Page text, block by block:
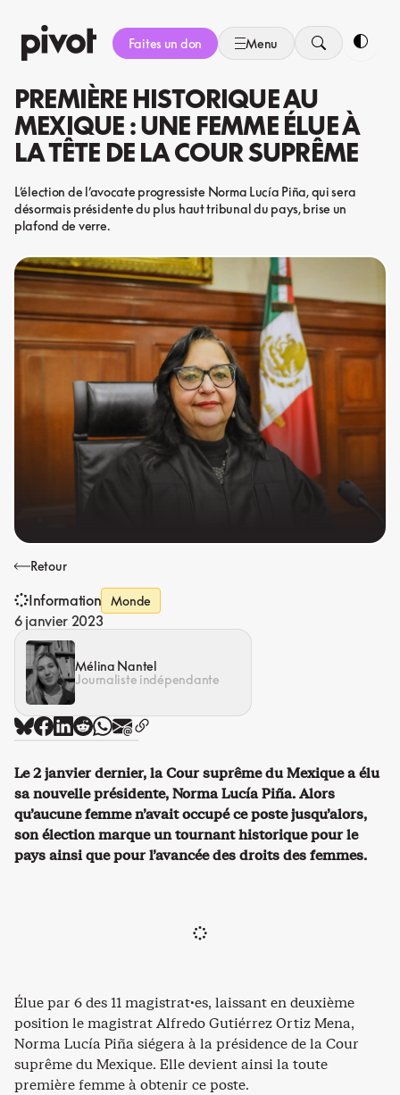
au
contenu
Faites un don Menu
PREMIÈRE HISTORIQUE AU
MEXIQUE : UNE FEMME ÉLUE À
LA TÊTE DE LA COUR SUPRÊME
L’élection de l’avocate progressiste Norma Lucía Piña, qui sera
désormais présidente du plus haut tribunal du pays, brise un
plafond de verre.
Retour
Information Monde
6 janvier 2023
Mélina Nantel
Journaliste indépendante
Le 2 janvier dernier, la Cour suprême du Mexique a élu
sa nouvelle présidente, Norma Lucía Piña. Alors
qu’aucune femme n’avait occupé ce poste jusqu’alors,
son élection marque un tournant historique pour le
pays ainsi que pour l’avancée des droits des femmes.
Élue par 6 des 11 magistrat·es, laissant en deuxième
position le magistrat Alfredo Gutiérrez Ortiz Mena,
Norma Lucía Piña siégera à la présidence de la Cour
suprême du Mexique. Elle devient ainsi la toute
première femme à obtenir ce poste.